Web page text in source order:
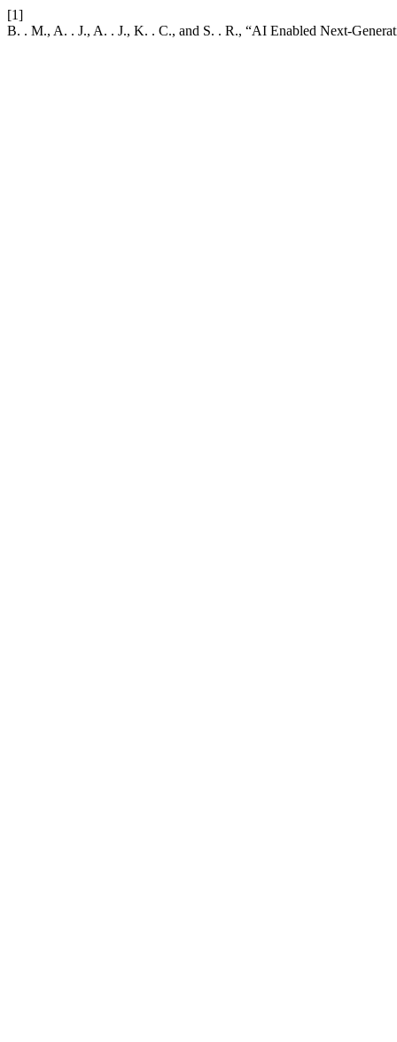
[1]
B. . M., A. . J., A. . J., K. . C., and S. . R., “AI Enabled Next-